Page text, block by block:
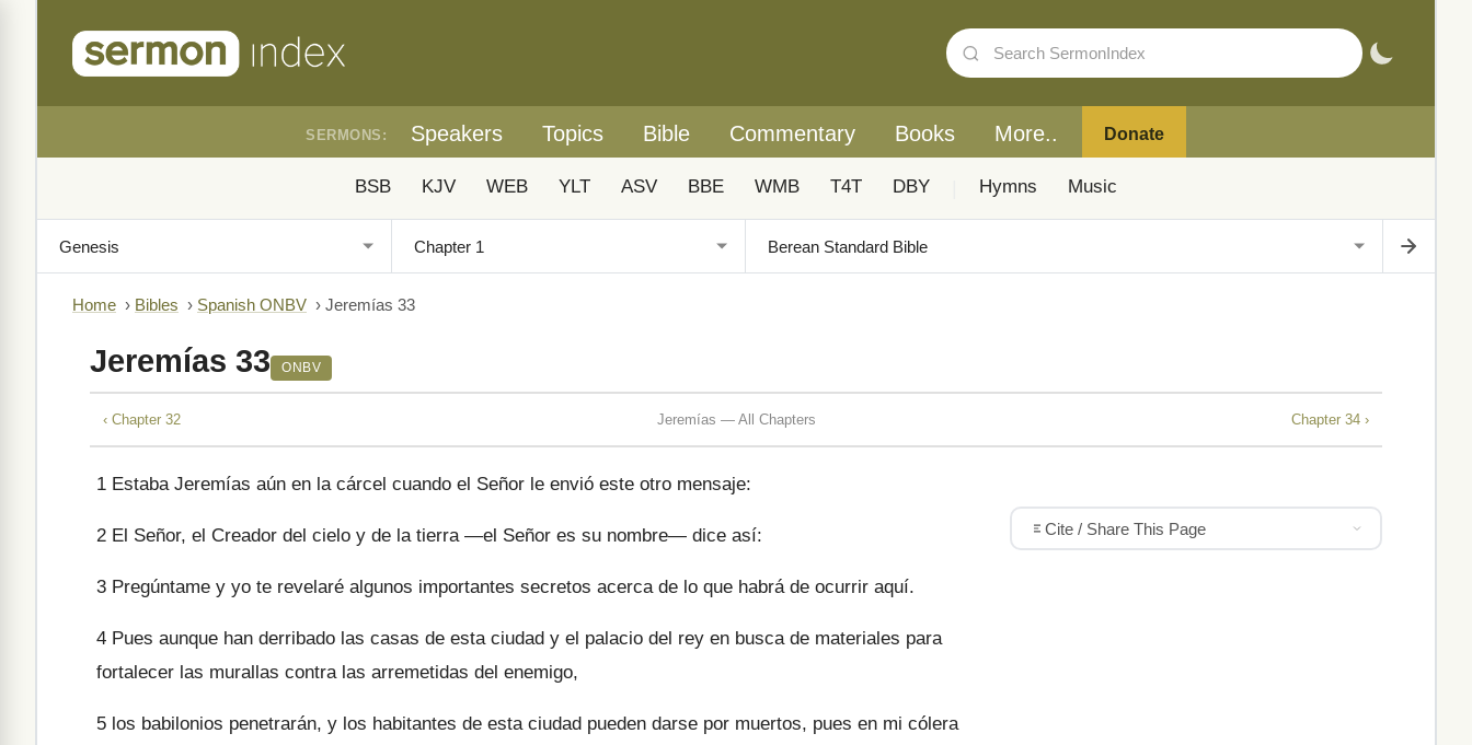
SERMONS: Speakers Topics Bible Commentary Books More.. Donate
BSB KJV WEB YLT ASV BBE WMB T4T DBY Hymns Music
Home › Bibles › Spanish ONBV › Jeremías 33
Jeremías 33 ONBV
‹ Chapter 32 Jeremías — All Chapters Chapter 34 ›
1 Estaba Jeremías aún en la cárcel cuando el Señor le envió este otro mensaje:
2 El Señor, el Creador del cielo y de la tierra —el Señor es su nombre— dice así:
3 Pregúntame y yo te revelaré algunos importantes secretos acerca de lo que habrá de ocurrir aquí.
4 Pues aunque han derribado las casas de esta ciudad y el palacio del rey en busca de materiales para
fortalecer las murallas contra las arremetidas del enemigo,
5 los babilonios penetrarán, y los habitantes de esta ciudad pueden darse por muertos, pues en mi cólera
Cite / Share This Page